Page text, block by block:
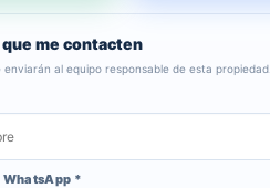
me contacten
enviarán al equipo responsable de esta propiedad.
*